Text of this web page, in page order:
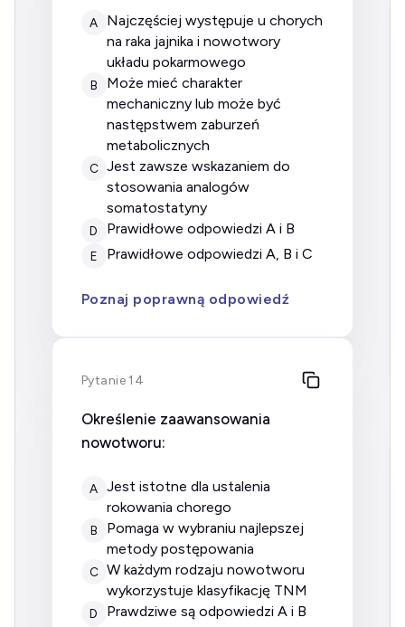
A
najczęściej występuje u chorych
na raka jajnika i nowotwory
układu pokarmowego
B
może mieć charakter
mechaniczny lub może być
następstwem zaburzeń
metabolicznych
C jest zawsze wskazaniem do
stosowania analogów
somatostatyny
D prawidłowe odpowiedzi A i B
E prawidłowe odpowiedzi A, B i C
Poznaj poprawną odpowiedź
Pytanie 14
Określenie zaawansowania
nowotworu:
A
jest istotne dla ustalenia
rokowania chorego
B
pomaga w wybraniu najlepszej
metody postępowania
C w każdym rodzaju nowotworu
wykorzystuje klasyfikację TNM
D prawdziwe są odpowiedzi A i B